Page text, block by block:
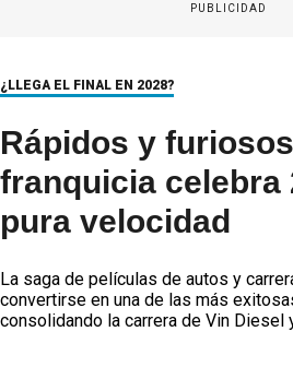
PUBLICIDAD
¿LLEGA EL FINAL EN 2028?
Rápidos y
franquicia celebra
pura velocidad
La saga de películas de autos y
convertirse en una de las más
consolidando la carrera de Vin Diesel